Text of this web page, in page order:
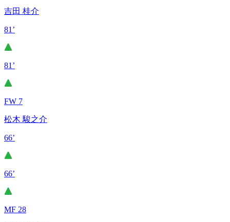
吉田 桂介
81’
81’
FW 7
松木 駿之介
66’
66’
MF 28